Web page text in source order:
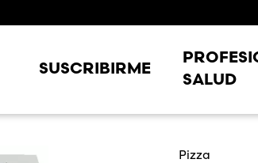
SUSCRIBIRME
SALUD
Pizza